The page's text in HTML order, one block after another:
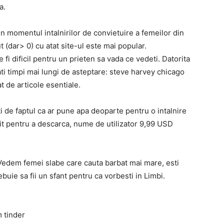
momentul intalnirilor de convietuire a femeilor din
(dar> 0) cu atat site-ul este mai popular.
fi dificil pentru un prieten sa vada ce vedeti. Datorita
timpi mai lungi de asteptare: steve harvey chicago
de articole esentiale.
faptul ca ar pune apa deoparte pentru o intalnire
a descarca, nume de utilizator 9,99 USD
femei slabe care cauta barbat mai mare, esti
sa fii un sfant pentru ca vorbesti in Limbi.
tinder